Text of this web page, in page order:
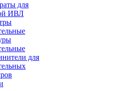
для
ИВЛ
для